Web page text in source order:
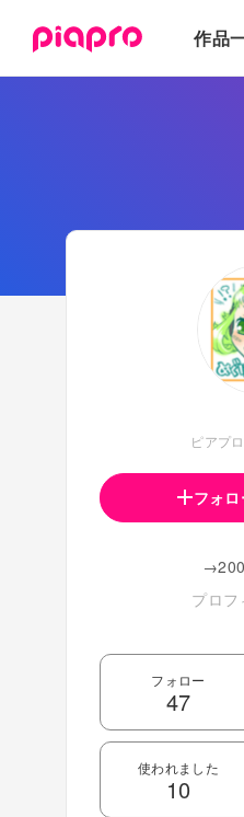
作品
3Dモ
ピアプ
フォ
プロフ
フォロー
47
使われました
10